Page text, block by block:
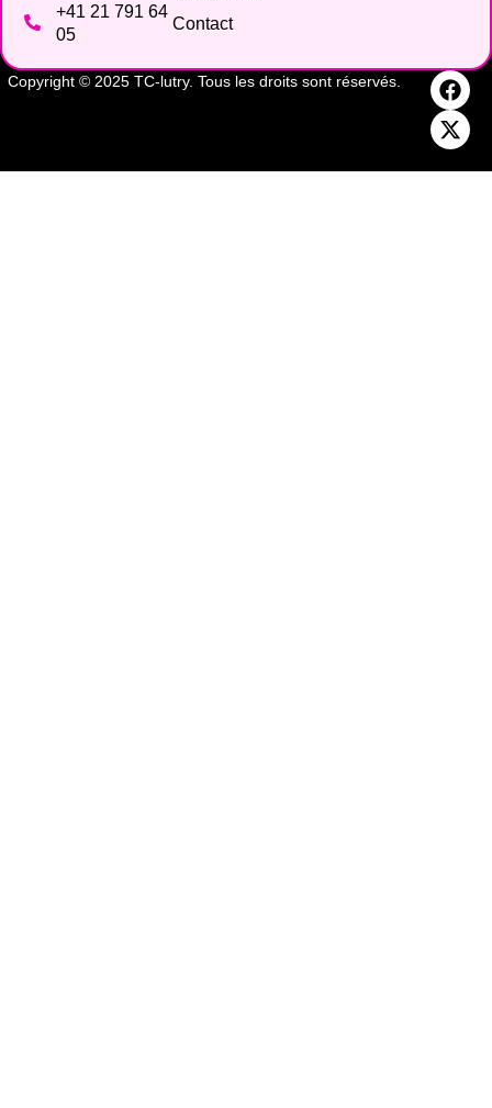
+41 21 791 64
05
Contact
Copyright © 2025 TC-lutry. Tous les droits sont réservés.